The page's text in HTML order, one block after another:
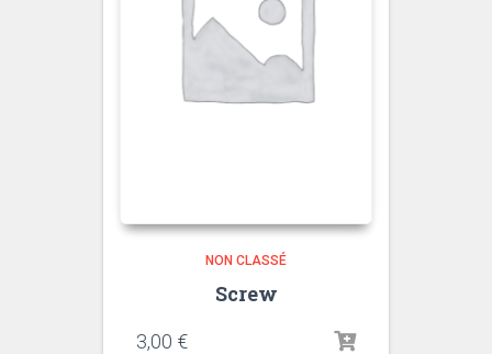
NON CLASSÉ
Screw
3,00 €